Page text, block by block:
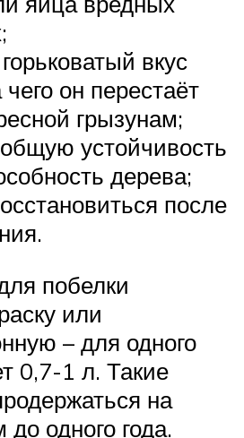
вкус
он перестаёт
грызунам;
устойчивость
дерева;
после
побелки
или
– для одного
0,7-1 л. Такие
на
одного года.